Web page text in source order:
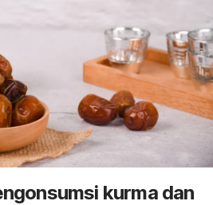
kurma dan